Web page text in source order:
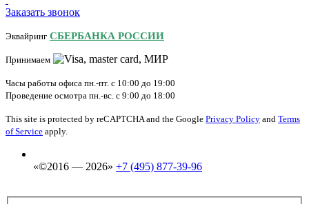
Заказать звонок
Эквайринг СБЕРБАНКА РОССИИ
Принимаем
Часы работы офиса пн.-пт. с 10:00 до 19:00
Проведение осмотра пн.-вс. с 9:00 до 18:00
This site is protected by reCAPTCHA and the Google Privacy Policy and Terms
of Service apply.
«©2016 — 2026» +7 (495) 877-39-96